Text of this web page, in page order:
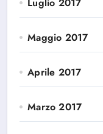
Maggio 2017
Aprile 2017
Marzo 2017